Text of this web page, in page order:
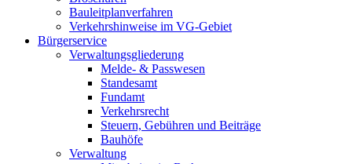
Bauleitplanverfahren
Verkehrshinweise im VG-Gebiet
Bürgerservice
Verwaltungsgliederung
Melde- & Passwesen
Standesamt
Fundamt
Verkehrsrecht
Steuern, Gebühren und Beiträge
Bauhöfe
Verwaltung